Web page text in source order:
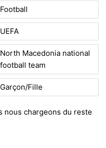
Football
UEFA
North Macedonia national
football team
Garçon/Fille